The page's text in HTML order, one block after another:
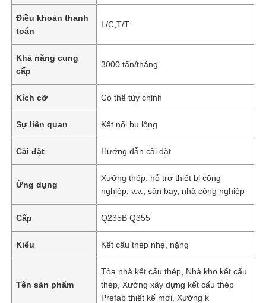
Điều khoản thanh
toán
L/C,T/T
Khả năng cung
cấp
3000 tấn/tháng
Kích cỡ Có thể tùy chỉnh
Sự liên quan Kết nối bu lông
Cài đặt Hướng dẫn cài đặt
Ứng dụng
Xưởng thép, hỗ trợ thiết bị công
nghiệp, v.v., sân bay, nhà công nghiệp
Cấp Q235B Q355
Kiểu Kết cấu thép nhẹ, nặng
Tên sản phẩm
Tòa nhà kết cấu thép, Nhà kho kết cấu
thép, Xưởng xây dựng kết cấu thép
Prefab thiết kế mới, Xưởng k